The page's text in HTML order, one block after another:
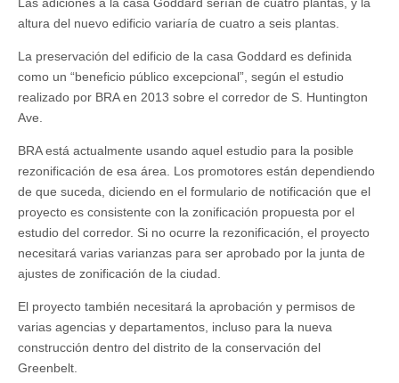
altura del nuevo edificio variaría de cuatro a seis plantas.
La preservación del edificio de la casa Goddard es definida
como un “beneficio público excepcional”, según el estudio
realizado por BRA en 2013 sobre el corredor de S. Huntington
Ave.
BRA está actualmente usando aquel estudio para la posible
rezonificación de esa área. Los promotores están dependiendo
de que suceda, diciendo en el formulario de notificación que el
proyecto es consistente con la zonificación propuesta por el
estudio del corredor. Si no ocurre la rezonificación, el proyecto
necesitará varias varianzas para ser aprobado por la junta de
ajustes de zonificación de la ciudad.
El proyecto también necesitará la aprobación y permisos de
varias agencias y departamentos, incluso para la nueva
construcción dentro del distrito de la conservación del
Greenbelt.